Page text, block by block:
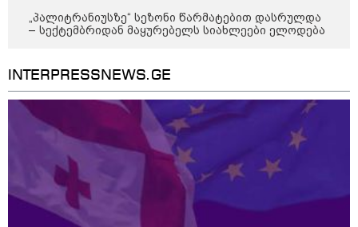
პრაქტიკული მიდგომა სასურველ შედეგს უდანაკარგოდ
როგორ ჩავიცვათ 40 წლის
შემდეგ: მილიონერების
სტილისტის 8 ოქროს წესი და
აუცილებელი სამოსი
„პალიტრანიუსზე“ სეზონი წარმატებით დასრულდა
– სექტემბრიდან მაყურებელს სიახლეები ელოდება
INTERPRESSNEWS.GE